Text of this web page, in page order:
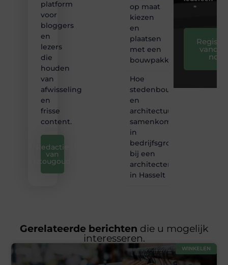
platform
voor
bloggers
en
lezers
die
houden
van
afwisseling
en
frisse
content.
Redactie
van
iztougoud
op maat
kiezen
en
plaatsen
met een
bouwpakket
Hoe
stedenbouw
en
architectuur
samenkomen
in
bedrijfsgroei
bij een
architectenbureau
in Hasselt
❞
nog
Gerelateerde berichten die u mogelijk
interesseren.
WINKELEN